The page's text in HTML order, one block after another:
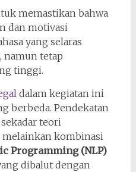
memastikan bahwa
dan motivasi
yang selaras
namun tetap
tinggi.
dalam kegiatan ini
berbeda. Pendekatan
teori
melainkan kombinasi
Programming (NLP)
dibalut dengan